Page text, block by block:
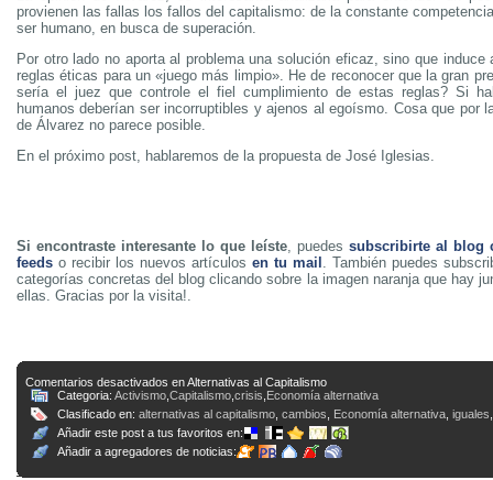
provienen las fallas los fallos del capitalismo: de la constante
ser humano, en busca de superación.
Por otro lado no aporta al problema una solución eficaz, sino que induce
reglas éticas para un «juego más limpio». He de reconocer que la gran
sería el juez que controle el fiel cumplimiento de estas reglas? Si
humanos deberían ser incorruptibles y ajenos al egoísmo. Cosa que por
de Álvarez no parece posible.
En el próximo post, hablaremos de la propuesta de José Iglesias.
Si encontraste interesante lo que leíste, puedessubscribirte al blog
feeds o recibir los nuevos artículosen tu mail . También puedes
categorías concretas del blog clicando sobre la imagen naranja que hay
ellas. Gracias por la visita!.
Comentarios desactivados en Alternativas al Capitalismo
Categoria: Activismo Capitalismo crisis Economía alternativa
Clasificado en: alternativas al capitalismo cambios Economía alternativa iguales
Añadir este post a tus favoritos en:
Añadir a agregadores de noticias: